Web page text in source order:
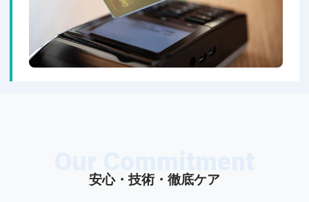
安心・技術・徹底ケア